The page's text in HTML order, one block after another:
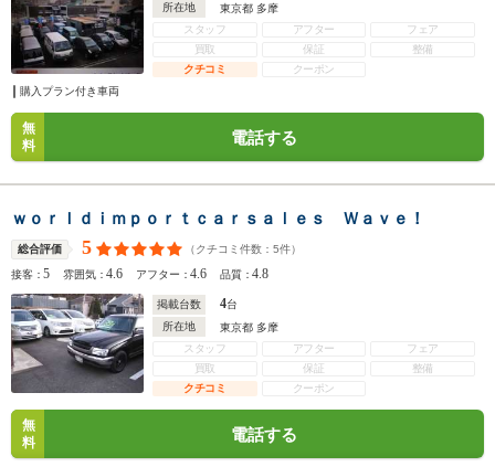
所在地
東京都 多摩
スタッフ
アフター
フェア
買取
保証
整備
クチコミ
クーポン
購入プラン付き車両
無
料
電話する
ｗｏｒｌｄｉｍｐｏｒｔｃａｒｓａｌｅｓ Ｗａｖｅ！
総合評価 5 （クチコミ件数： 5件）
接客：5 雰囲気：4.6 アフター：4.6 品質：4.8
掲載台数 4台
所在地
東京都 多摩
スタッフ
アフター
フェア
買取
保証
整備
クチコミ
クーポン
無
料
電話する